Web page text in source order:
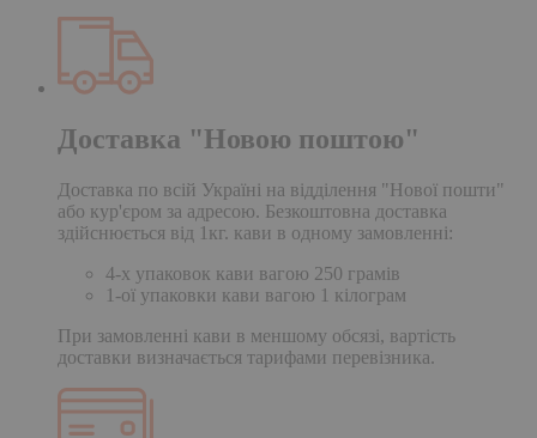
Доставка "Новою поштою"
Доставка по всій Україні на відділення "Нової пошти"
або кур'єром за адресою. Безкоштовна доставка
здійснюється від 1кг. кави в одному замовленні:
4-х упаковок кави вагою 250 грамів
1-ої упаковки кави вагою 1 кілограм
При замовленні кави в меншому обсязі, вартість
доставки визначається тарифами перевізника.